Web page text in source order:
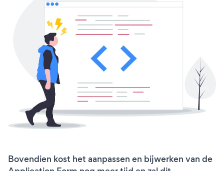
Bovendien kost het aanpassen en bijwerken van de